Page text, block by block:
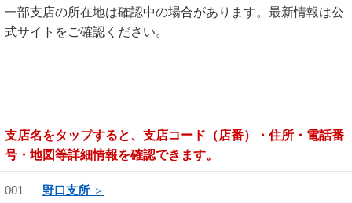
一部支店の所在地は確認中の場合があります。最新情報は公
式サイトをご確認ください。
支店名をタップすると、支店コード（店番）・住所・電話番
号・地図等詳細情報を確認できます。
001 野口支所